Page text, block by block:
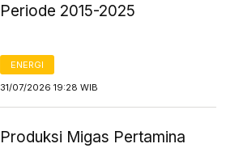
Periode 2015-2025
ENERGI
31/07/2026 19:28 WIB
Produksi Migas Pertamina